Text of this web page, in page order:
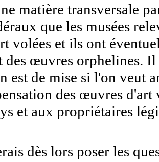
matière transversale
que les musées
volées et ils ont
des œuvres orphelines.
est de mise si l'on veut
des œuvres d'art
et aux propriétaires
dès lors poser les